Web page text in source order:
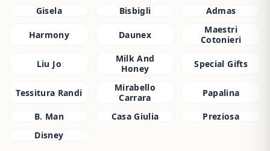
Gisela Bisbigli Admas
Harmony Daunex
Maestri
Cotonieri
Liu Jo
Milk And
Honey
Special Gifts
Tessitura Randi
Mirabello
Carrara
Papalina
B. Man Casa Giulia
Preziosa
Disney